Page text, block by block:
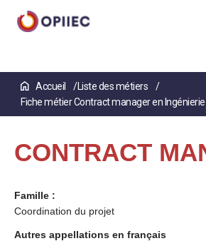
contenu
principal
Accueil
Liste des métiers
Fiche métier Contract manager en Ingénierie
CONTRACT
Famille :
Coordination du projet
Autres appellations en français